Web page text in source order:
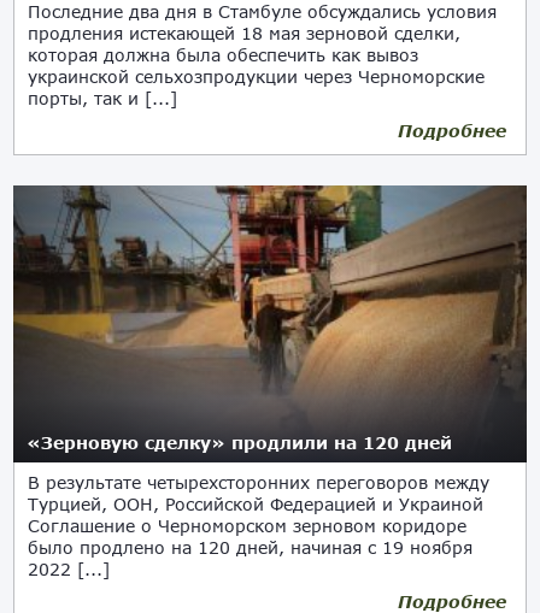
Последние два дня в Стамбуле обсуждались условия
продления истекающей 18 мая зерновой сделки,
которая должна была обеспечить как вывоз
украинской сельхозпродукции через Черноморские
порты, так и [...]
Подробнее
«Зерновую сделку» продлили на 120 дней
В результате четырехсторонних переговоров между
Турцией, ООН, Российской Федерацией и Украиной
Соглашение о Черноморском зерновом коридоре
было продлено на 120 дней, начиная с 19 ноября
2022 [...]
Подробнее